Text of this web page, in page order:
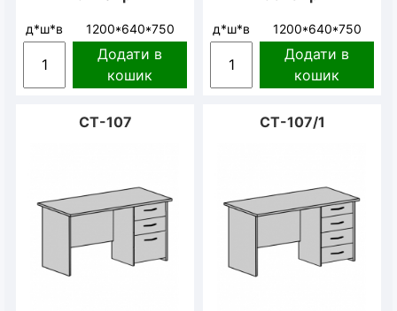
д*ш*в 1200*640*750
Додати в
кошик
д*ш*в 1200*640*750
Додати в
кошик
CT-107 CT-107/1